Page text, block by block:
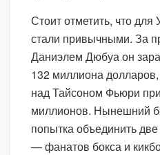
Стоит отметить, что
стали привычными. За
Даниэлем Дюбуа он
132 миллиона
над Тайсоном Фьюри
миллионов. Нынешний
попытка объединить
— фанатов бокса и